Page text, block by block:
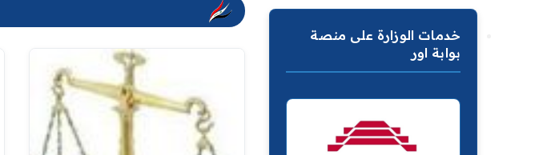
خدمات الوزارة على منصة
بوابة اور